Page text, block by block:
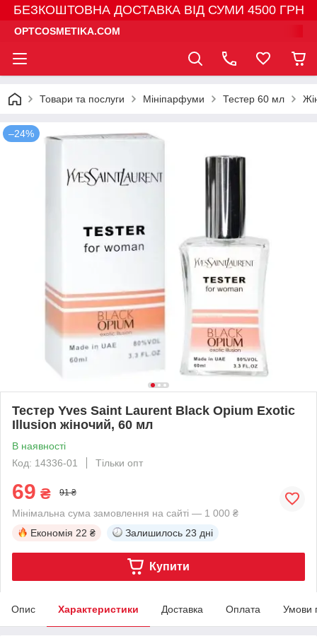
БЕЗКОШТОВНА ДОСТАВКА ВІД СУМИ 4500 ГРН
OPTCOSMETIKA.COM
Товари та послуги Мініпарфуми Тестер 60 мл
–24%
Тестер Yves Saint Laurent Black Opium Exotic
Illusion жіночий, 60 мл
В наявності
Код: 14336-01
Тільки опт
69 ₴ 91 ₴
Мінімальна сума замовлення на сайті — 1 000 ₴
Економія 22 ₴ Залишилось 23 дні
Купити
Опис Характеристики Доставка Оплата Умови